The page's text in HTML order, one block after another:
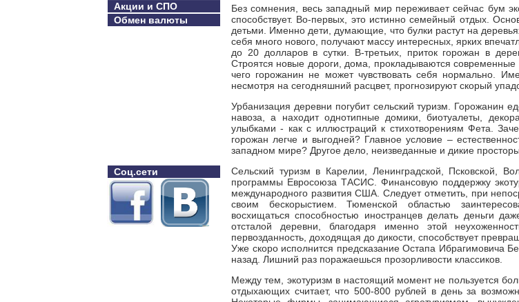
Акции и СПО
Обмен валюты
Соц.сети
Без сомнения, весь западный мир переживает сейчас бум
способствует. Во-первых, это истинно семейный отдых.
детьми. Именно дети, думающие, что булки растут на
себя много нового, получают массу интересных, ярких
до 20 долларов в сутки. В-третьих, приток горожан в
Строятся новые дороги, дома, прокладываются
чего горожанин не может чувствовать себя нормально.
несмотря на сегодняшний расцвет, прогнозируют скорый
Урбанизация деревни погубит сельский туризм. Горожанин
навоза, а находит однотипные домики, биотуалеты,
улыбками - как с иллюстраций к стихотворениям Фета.
горожан легче и выгодней? Главное условие –
западном мире? Другое дело, неизведанные и дикие просторы
Сельский туризм в Карелии, Ленинградской, Псковской,
программы Евросоюза ТАСИС. Финансовую поддержку
международного развития США. Следует отметить, при
своим бескорыстием. Тюменской областью
восхищаться способностью иностранцев делать деньги
отсталой деревни, благодаря именно этой
первозданность, доходящая до дикости, способствует
Уже скоро исполнится предсказание Остапа Ибрагимовича
назад. Лишний раз поражаешься прозорливости классиков.
Между тем, экотуризм в настоящий момент не пользуется
отдыхающих считает, что 500-800 рублей в день за